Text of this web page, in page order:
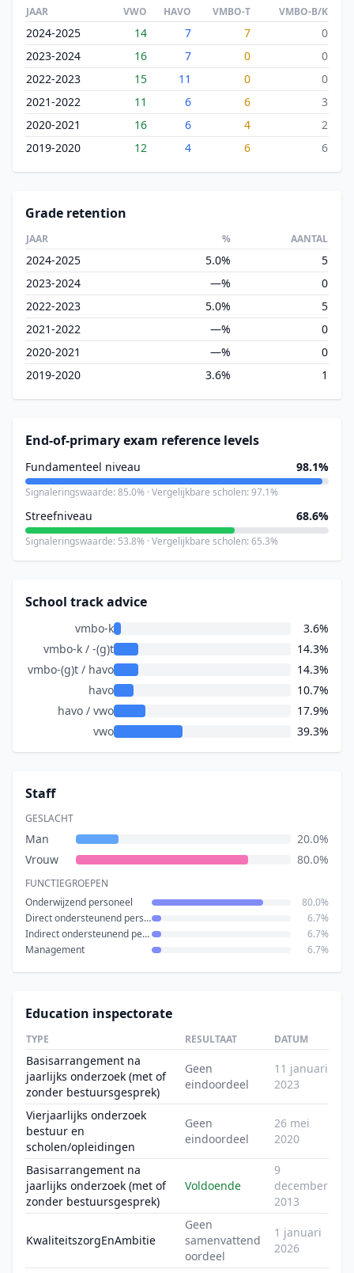
JAAR VWO HAVO VMBO-T VMBO-B/K
2024-2025 14 7 7
0
2023-2024
16 7 0
0
2022-2023
15 11 0
0
2021-2022
11 6 6
3
2020-2021
16 6 4
2
2019-2020
12 4 6 6
Grade retention
JAAR % AANTAL
2024-2025 5.0%
5
2023-2024
—%
0
2022-2023
5.0%
5
2021-2022
—%
0
2020-2021
—%
0
2019-2020
3.6% 1
End-of-primary exam reference levels
Fundamenteel niveau 98.1%
Signaleringswaarde: 85.0% · Vergelijkbare scholen: 97.1%
Streefniveau 68.6%
Signaleringswaarde: 53.8% · Vergelijkbare scholen: 65.3%
School track advice
vmbo-k
3.6%
vmbo-k / -(g)t
14.3%
vmbo-(g)t / havo
14.3%
havo
10.7%
havo / vwo
17.9%
vwo
39.3%
Staff
GESLACHT
Man
20.0%
Vrouw
80.0%
FUNCTIEGROEPEN
Onderwijzend personeel
80.0%
Direct ondersteunend personeel
6.7%
Indirect ondersteunend personeel
6.7%
Management
6.7%
Education inspectorate
TYPE RESULTAAT DATUM
Basisarrangement na
jaarlijks onderzoek (met of
zonder bestuursgesprek)
Geen
eindoordeel
11 januari
2023
Vierjaarlijks onderzoek
bestuur en
scholen/opleidingen
Geen
eindoordeel
26 mei
2020
Basisarrangement na
jaarlijks onderzoek (met of
zonder bestuursgesprek)
Voldoende
9
december
2013
KwaliteitszorgEnAmbitie
Geen
samenvattend
oordeel
1 januari
2026